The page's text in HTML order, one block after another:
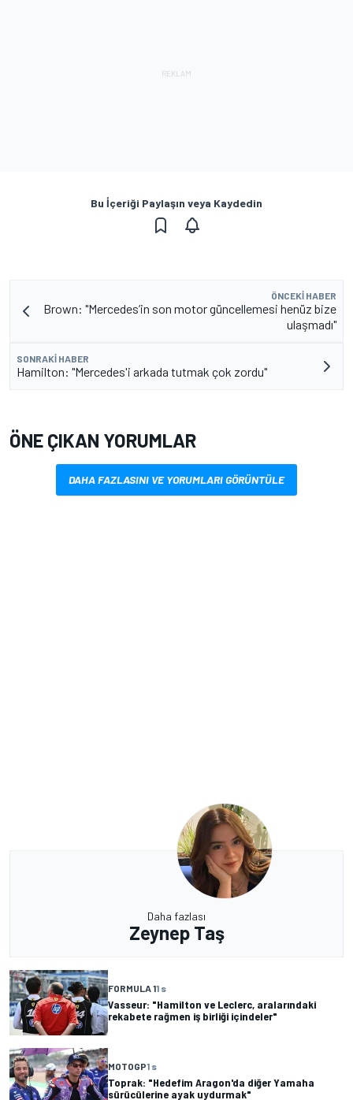
Bu İçeriği Paylaşın veya Kaydedin
ÖNCEKI HABER
Brown: "Mercedes’in son motor güncellemesi henüz bize
ulaşmadı"
SONRAKI HABER
Hamilton: "Mercedes'i arkada tutmak çok zordu"
ÖNE ÇIKAN YORUMLAR
DAHA FAZLASINI VE YORUMLARI GÖRÜNTÜLE
Daha fazlası
Zeynep Taş
FORMULA 11 s
Vasseur: "Hamilton ve Leclerc, aralarındaki
rekabete rağmen iş birliği içindeler"
MOTOGP1 s
Toprak: "Hedefim Aragon'da diğer Yamaha
sürücülerine ayak uydurmak"